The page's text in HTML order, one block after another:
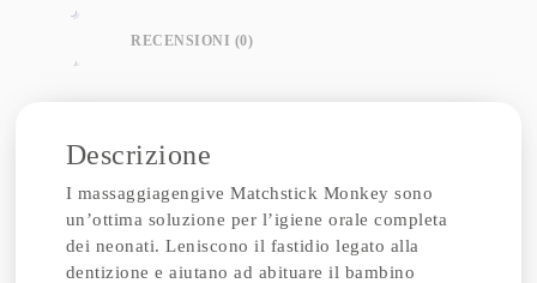
RECENSIONI (0)
Descrizione
I massaggiagengive Matchstick Monkey sono
un’ottima soluzione per l’igiene orale completa
dei neonati. Leniscono il fastidio legato alla
dentizione e aiutano ad abituare il bambino